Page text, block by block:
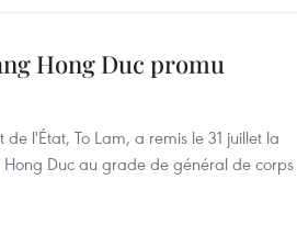
Hong Duc promu
l'État, To Lam, a remis le 31 juillet la
Duc au grade de général de corps